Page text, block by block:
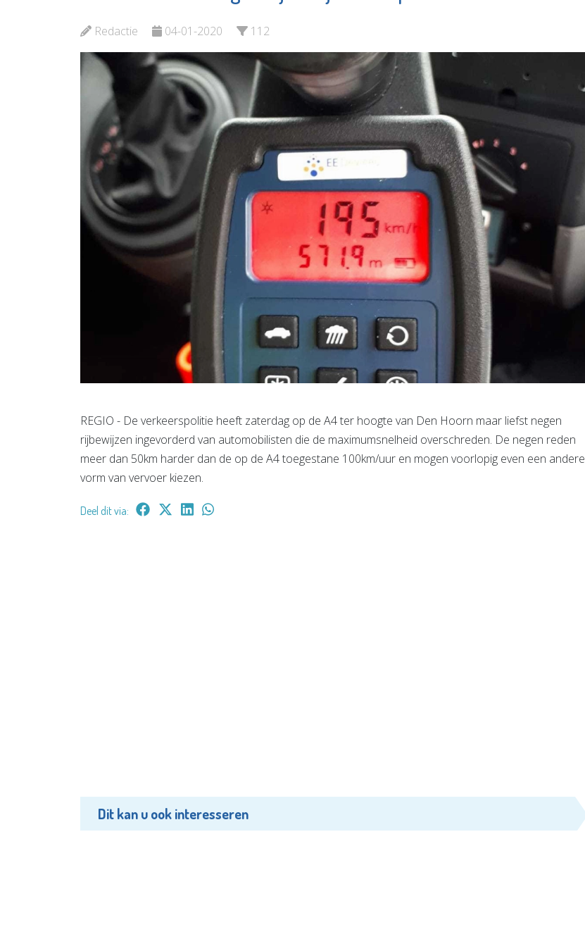
Redactie 04-01-2020 112
REGIO - De verkeerspolitie heeft zaterdag op de A4 ter hoogte van Den Hoorn maar liefst negen
rijbewijzen ingevorderd van automobilisten die de maximumsnelheid overschreden. De negen reden
meer dan 50km harder dan de op de A4 toegestane 100km/uur en mogen voorlopig even een andere
vorm van vervoer kiezen.
Deel dit via:
Dit kan u ook interesseren
Bekijk de pagina
Maassluis